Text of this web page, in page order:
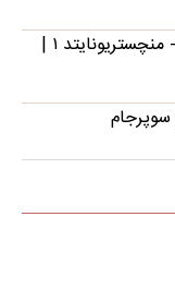
ببینید؛ خلاصه بازی پاری سن ژرمن ۱ - منچستریونایتد ۱ |